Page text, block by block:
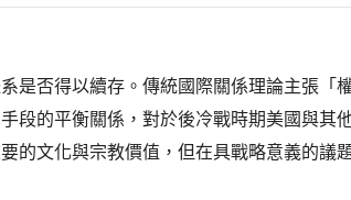
是否得以續存。傳統國際關係理論主張「
段的平衡關係，對於後冷戰時期美國與其
的文化與宗教價值，但在具戰略意義的議